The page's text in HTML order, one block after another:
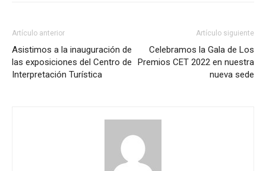
Artículo anterior
Asistimos a la inauguración de
las exposiciones del Centro de
Interpretación Turística
Artículo siguiente
Celebramos la Gala de Los
Premios CET 2022 en nuestra
nueva sede